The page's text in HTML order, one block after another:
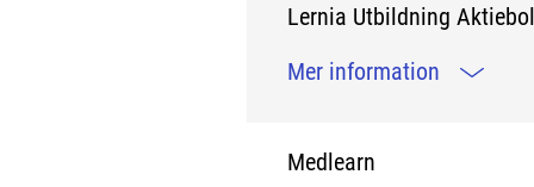
Lernia Utbildning
Mer information
Medlearn